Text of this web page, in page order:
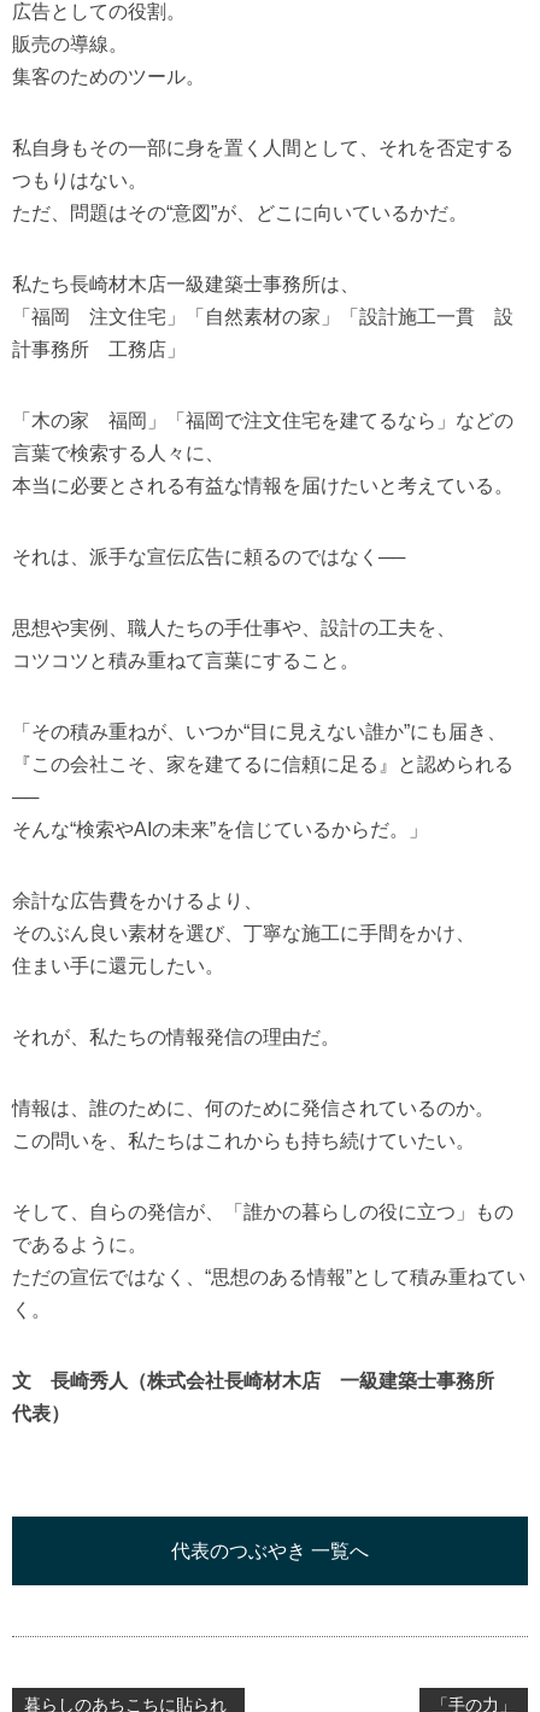
広告としての役割。
販売の導線。
集客のためのツール。
私自身もその一部に身を置く人間として、それを否定する
つもりはない。
ただ、問題はその“意図”が、どこに向いているかだ。
私たち長崎材木店一級建築士事務所は、
「福岡 注文住宅」「自然素材の家」「設計施工一貫 設
計事務所 工務店」
「木の家 福岡」「福岡で注文住宅を建てるなら」などの
言葉で検索する人々に、
本当に必要とされる有益な情報を届けたいと考えている。
それは、派手な宣伝広告に頼るのではなく──
思想や実例、職人たちの手仕事や、設計の工夫を、
コツコツと積み重ねて言葉にすること。
「その積み重ねが、いつか“目に見えない誰か”にも届き、
『この会社こそ、家を建てるに信頼に足る』と認められる
──
そんな“検索やAIの未来”を信じているからだ。」
余計な広告費をかけるより、
そのぶん良い素材を選び、丁寧な施工に手間をかけ、
住まい手に還元したい。
それが、私たちの情報発信の理由だ。
情報は、誰のために、何のために発信されているのか。
この問いを、私たちはこれからも持ち続けていたい。
そして、自らの発信が、「誰かの暮らしの役に立つ」もの
であるように。
ただの宣伝ではなく、“思想のある情報”として積み重ねてい
く。
文 長崎秀人（株式会社長崎材木店 一級建築士事務所
代表）
代表のつぶやき 一覧へ
暮らしのあちこちに貼られ
「手の力」